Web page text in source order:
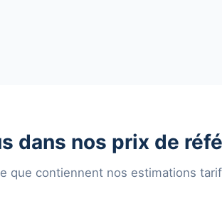
dans nos prix de
que contiennent nos estimations